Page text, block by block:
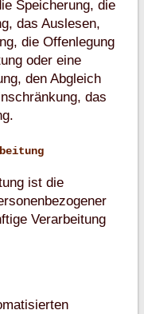
Speicherung, die
das Auslesen,
die Offenlegung
oder eine
den Abgleich
das
ist die
Verarbeitung